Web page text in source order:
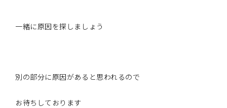
一緒に原因を探しましょう
別の部分に原因があると思われるので
お待ちしております